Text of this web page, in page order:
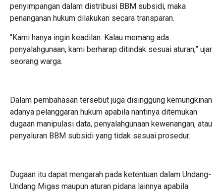
penyimpangan dalam distribusi BBM subsidi, maka
penanganan hukum dilakukan secara transparan.
“Kami hanya ingin keadilan. Kalau memang ada
penyalahgunaan, kami berharap ditindak sesuai aturan,” ujar
seorang warga.
Dalam pembahasan tersebut juga disinggung kemungkinan
adanya pelanggaran hukum apabila nantinya ditemukan
dugaan manipulasi data, penyalahgunaan kewenangan, atau
penyaluran BBM subsidi yang tidak sesuai prosedur.
Dugaan itu dapat mengarah pada ketentuan dalam Undang-
Undang Migas maupun aturan pidana lainnya apabila